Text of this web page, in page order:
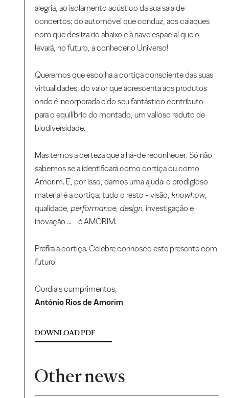
alegria, ao isolamento acústico da sua sala de
concertos; do automóvel que conduz, aos caiaques
com que desliza rio abaixo e à nave espacial que o
levará, no futuro, a conhecer o Universo!
Queremos que escolha a cortiça consciente das suas
virtualidades, do valor que acrescenta aos produtos
onde é incorporada e do seu fantástico contributo
para o equilíbrio do montado, um valioso reduto de
biodiversidade.
Mas temos a certeza que a há-de reconhecer. Só não
sabemos se a identificará como cortiça ou como
Amorim. E, por isso, damos uma ajuda: o prodigioso
material é a cortiça; tudo o resto - visão, knowhow,
qualidade, performance, design, investigação e
inovação ... - é AMORIM.
Prefira a cortiça. Celebre connosco este presente com
futuro!
Cordiais cumprimentos,
António Rios de Amorim
DOWNLOAD PDF
Other news